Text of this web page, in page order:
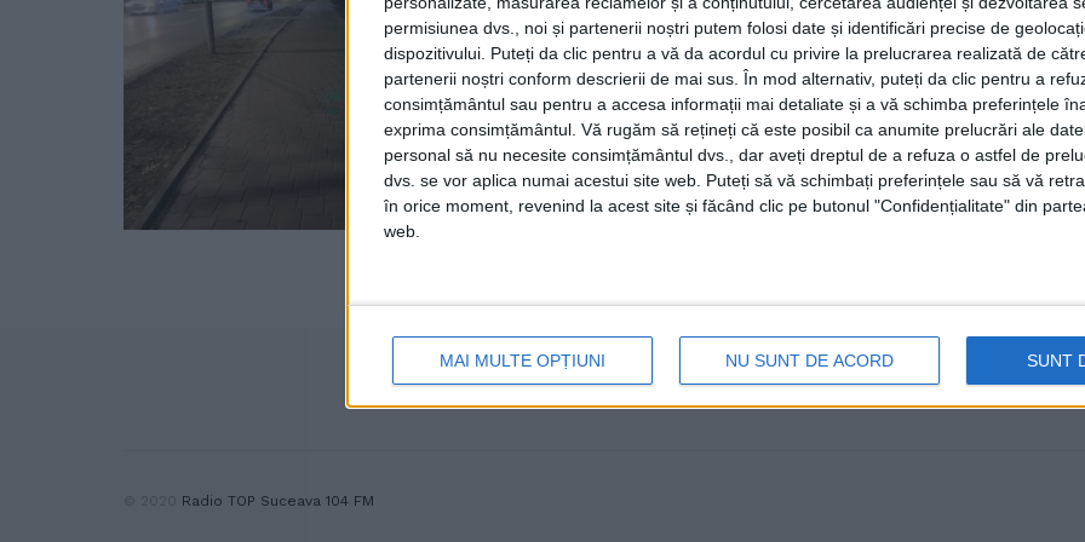
permisiunea dvs., noi și partenerii noștri putem folosi date și identificări precise de
dispozitivului. Puteți da clic pentru a vă da acordul cu privire la prelucrarea realizată de
partenerii noștri conform descrierii de mai sus. În mod alternativ, puteți da clic pentru a
consimțământul sau pentru a accesa informații mai detaliate și a vă schimba preferințele
exprima consimțământul. Vă rugăm să rețineți că este posibil ca anumite prelucrări ale
personal să nu necesite consimțământul dvs., dar aveți dreptul de a refuza o astfel de
dvs. se vor aplica numai acestui site web. Puteți să vă schimbați preferințele sau să vă
în orice moment, revenind la acest site și făcând clic pe butonul "Confidențialitate" din
web.
MAI MULTE OPȚIUNI NU SUNT DE ACORD SUNT
furnizorii la termen, dar în
exigenți la calitatea lucrărilor
21 IANUARIE, 2025
În premieră pentru Suceava a fost emis un
efectuate de către un constructor pentru ...
Radio TOP Suceava 104 FM